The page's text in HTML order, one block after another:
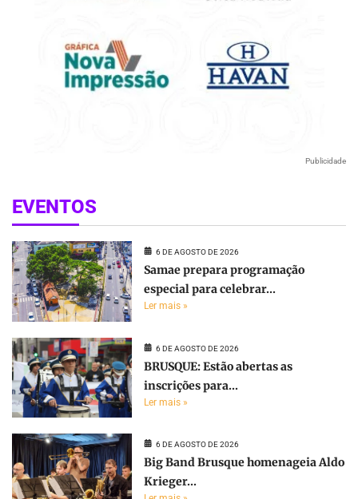
Publicidade
EVENTOS
6 DE AGOSTO DE 2026
Samae prepara programação
especial para celebrar...
Ler mais »
6 DE AGOSTO DE 2026
BRUSQUE: Estão abertas as
inscrições para...
Ler mais »
6 DE AGOSTO DE 2026
Big Band Brusque homenageia Aldo
Krieger...